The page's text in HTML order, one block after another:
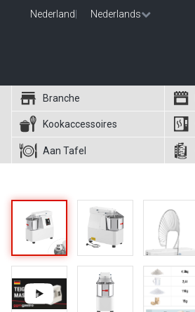
Nederland Nederlands
Branche
Kookaccessoires
Aan Tafel